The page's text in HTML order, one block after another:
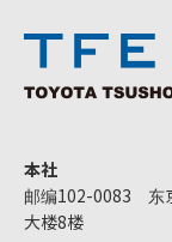
本社
邮编102-0083 东
大楼8楼